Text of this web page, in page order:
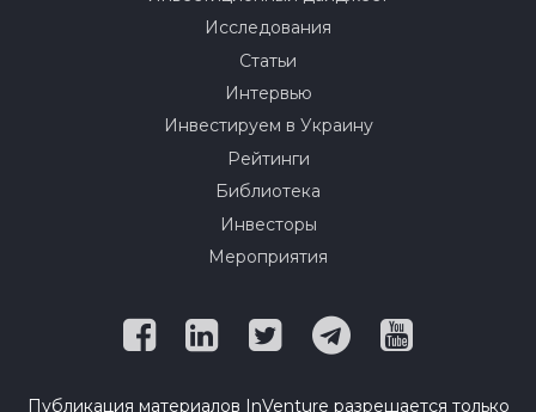
Исследования
Статьи
Интервью
Инвестируем в Украину
Рейтинги
Библиотека
Инвесторы
Мероприятия
Публикация материалов InVenture разрешается только